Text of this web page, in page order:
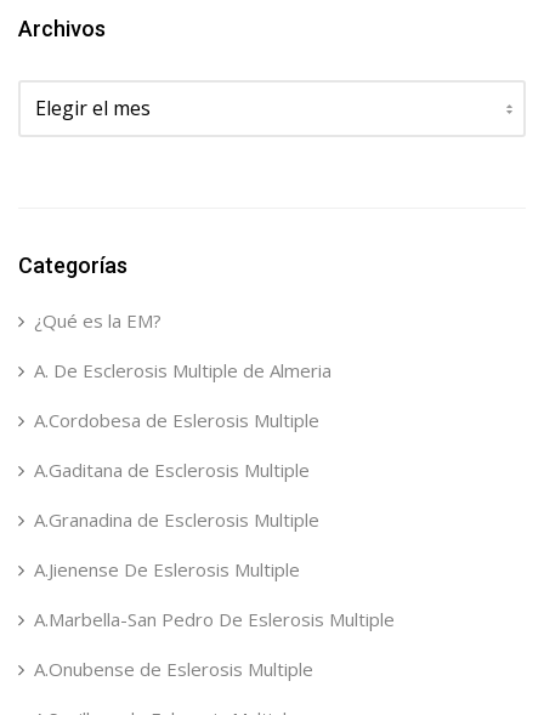
Archivos
Archivos
Categorías
¿Qué es la EM?
A. De Esclerosis Multiple de Almeria
A.Cordobesa de Eslerosis Multiple
A.Gaditana de Esclerosis Multiple
A.Granadina de Esclerosis Multiple
A.Jienense De Eslerosis Multiple
A.Marbella-San Pedro De Eslerosis Multiple
A.Onubense de Eslerosis Multiple